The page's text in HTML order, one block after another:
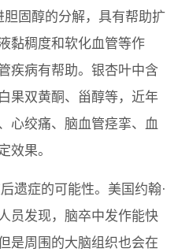
胆固醇的分解，具有帮助扩
黏稠度和软化血管等作
疾病有帮助。银杏叶中含
果双黄酮、甾醇等，近年
心绞痛、脑血管痉挛、血
效果。
遗症的可能性。美国约翰·
员发现，脑卒中发作能快
是周围的大脑组织也会在